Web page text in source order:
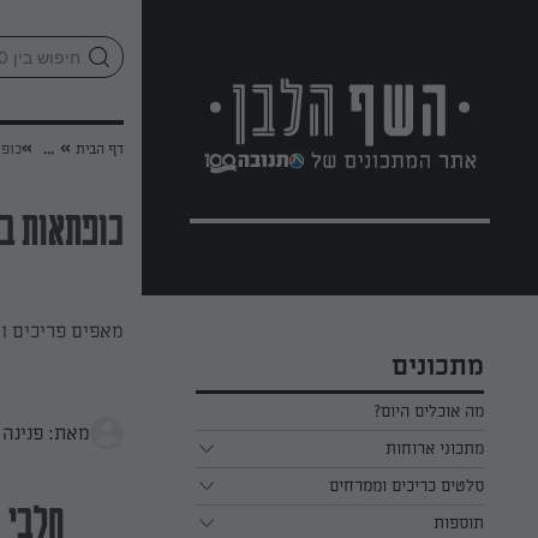
מתכונים
מה אוכלים היום?
מתכוני ארוחות
ארוחת בוקר
ארוחת צהריים
סלטים כריכים וממרחים
כל הסלטים כריכים וממרחים
תוספות
דף הבית »
...
»
כופתאות
מאפים פריכים
מאת: פנינה